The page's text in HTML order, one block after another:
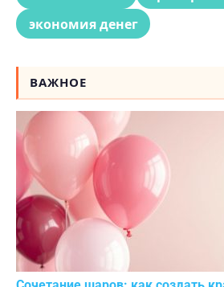
экономия денег
ВАЖНОЕ